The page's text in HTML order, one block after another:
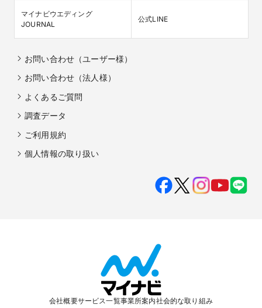
マイナビウエディング
JOURNAL
公式LINE
お問い合わせ（ユーザー様）
お問い合わせ（法人様）
よくあるご質問
調査データ
ご利用規約
個人情報の取り扱い
会社概要サービス一覧事業所案内社会的な取り組み